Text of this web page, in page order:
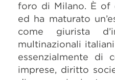
foro di Milano. È of
ed ha maturato
come giurista
multinazionali
essenzialmente di
imprese, diritto